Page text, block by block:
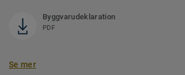
Byggvarudeklaration
PDF
Se mer